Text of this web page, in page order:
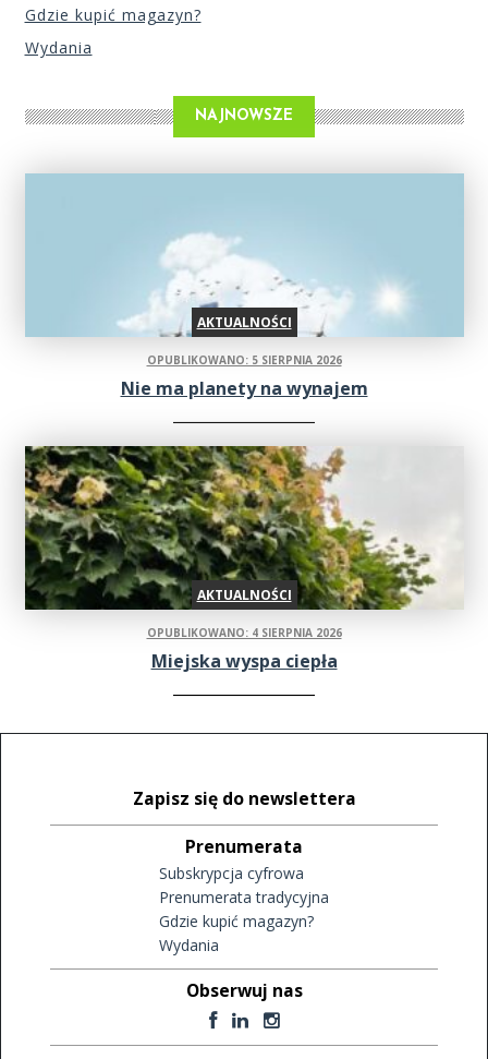
Gdzie kupić magazyn?
Wydania
NAJNOWSZE
AKTUALNOŚCI
OPUBLIKOWANO: 5 SIERPNIA 2026
Nie ma planety na wynajem
AKTUALNOŚCI
OPUBLIKOWANO: 4 SIERPNIA 2026
Miejska wyspa ciepła
Zapisz się do newslettera
Prenumerata
Subskrypcja cyfrowa
Prenumerata tradycyjna
Gdzie kupić magazyn?
Wydania
Obserwuj nas